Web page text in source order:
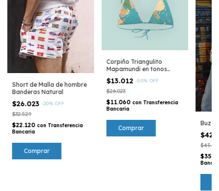
Short de Malla de hombre
Banderas Natural
$26.023 -20% OFF
$32.529
$22.120 con Transferencia
Bancaria
Comprar
Corpiño Triangulito
Mapamundi en tonos
$13.012 -50% OFF
$26.023
$11.060 con Transferencia
Bancaria
Comprar
Buzo